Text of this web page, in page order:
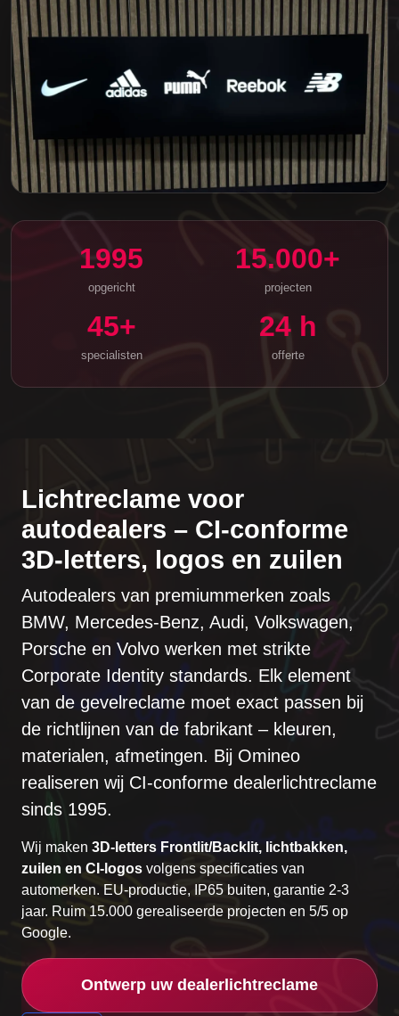
1995
opgericht
15.000+
projecten
45+
specialisten
24 h
offerte
Lichtreclame voor
autodealers – CI-conforme
3D-letters, logos en zuilen
Autodealers van premiummerken zoals
BMW, Mercedes-Benz, Audi, Volkswagen,
Porsche en Volvo werken met strikte
Corporate Identity standards. Elk element
van de gevelreclame moet exact passen bij
de richtlijnen van de fabrikant – kleuren,
materialen, afmetingen. Bij Omineo
realiseren wij CI-conforme dealerlichtreclame
sinds 1995.
Wij maken 3D-letters Frontlit/Backlit, lichtbakken,
zuilen en CI-logos volgens specificaties van
automerken. EU-productie, IP65 buiten, garantie 2-3
jaar. Ruim 15.000 gerealiseerde projecten en 5/5 op
Google.
Ontwerp uw dealerlichtreclame